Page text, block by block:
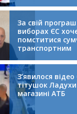
За свій
виборах ЄС
помститися
транспортним
колапсом
З’явилося відео
тітушок
магазині АТБ